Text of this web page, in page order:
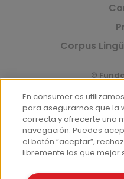
Corpus
©
En consumer.es
para asegurarnos que la
correcta y ofrecerte una
navegación. Puedes
el botón “aceptar”,
libremente las que mejor